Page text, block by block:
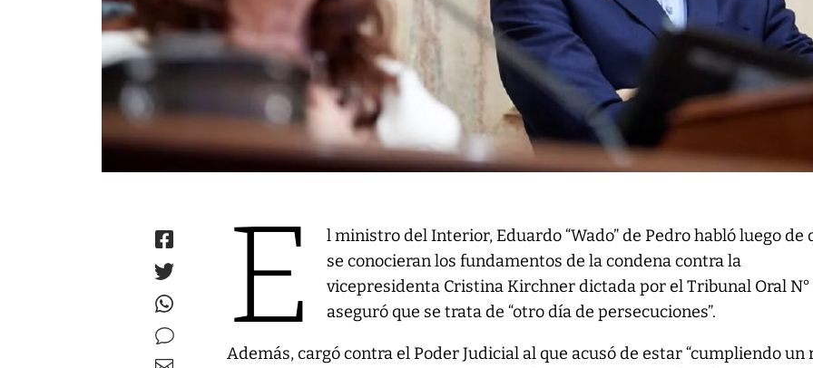
E
l ministro del Interior, Eduardo “Wado” de Pedro habló luego de
se conocieran los fundamentos de la condena contra la
vicepresidenta Cristina Kirchner dictada por el Tribunal Oral N°
aseguró que se trata de “otro día de persecuciones”.
Además, cargó contra el Poder Judicial al que acusó de estar “cumpliendo un